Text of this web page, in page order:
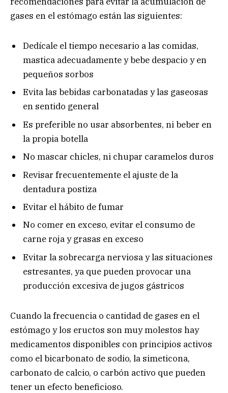
gases en el estómago están las siguientes:
Dedícale el tiempo necesario a las comidas,
mastica adecuadamente y bebe despacio y en
pequeños sorbos
Evita las bebidas carbonatadas y las gaseosas
en sentido general
Es preferible no usar absorbentes, ni beber en
la propia botella
No mascar chicles, ni chupar caramelos duros
Revisar frecuentemente el ajuste de la
dentadura postiza
Evitar el hábito de fumar
No comer en exceso, evitar el consumo de
carne roja y grasas en exceso
Evitar la sobrecarga nerviosa y las situaciones
estresantes, ya que pueden provocar una
producción excesiva de jugos gástricos
Cuando la frecuencia o cantidad de gases en el
estómago y los eructos son muy molestos hay
medicamentos disponibles con principios activos
como el bicarbonato de sodio, la simeticona,
carbonato de calcio, o carbón activo que pueden
tener un efecto beneficioso.